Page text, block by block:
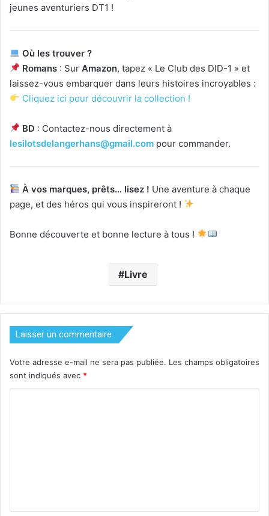
jeunes aventuriers DT1 !
Où les trouver ?
Romans : SurAmazon, tapez « Le Club des DID-1 » et
laissez-vous embarquer dans leurs histoires incroyables :
Cliquez ici pour découvrir la collection !
BD : Contactez-nous directement à
lesilotsdelangerhans@gmail.com pour commander.
À vos marques, prêts… lisez ! Une aventure à chaque
page, et des héros qui vous inspireront !
Bonne découverte et bonne lecture à tous !
Livre
Laisser un commentaire
Votre adresse e-mail ne sera pas publiée. Les champs obligatoires
sont indiqués avec *